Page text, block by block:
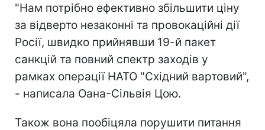
"Нам потрібно ефективно збільшити ціну
за відверто незаконні та провокаційні дії
Росії, швидко прийнявши 19-й пакет
санкцій та повний спектр заходів у
рамках операції НАТО "Східний вартовий",
- написала Оана-Сільвія Цою.
Також вона пообіцяла порушити питання